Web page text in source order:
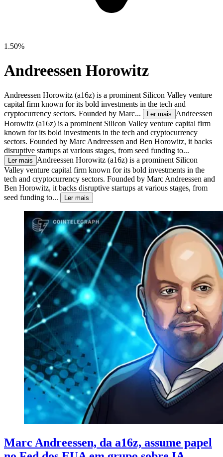
1.50%
Andreessen Horowitz
Andreessen Horowitz (a16z) is a prominent Silicon Valley venture
capital firm known for its bold investments in the tech and
cryptocurrency sectors. Founded by Marc...
Ler mais
Andreessen
Horowitz (a16z) is a prominent Silicon Valley venture capital firm
known for its bold investments in the tech and cryptocurrency
sectors. Founded by Marc Andreessen and Ben Horowitz, it backs
disruptive startups at various stages, from seed funding to...
Ler mais
Andreessen Horowitz (a16z) is a prominent Silicon
Valley venture capital firm known for its bold investments in the
tech and cryptocurrency sectors. Founded by Marc Andreessen and
Ben Horowitz, it backs disruptive startups at various stages, from
seed funding to...
Ler mais
Marc Andreessen, da a16z, assume papel